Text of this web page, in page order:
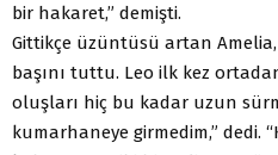
bir hakaret,” demişti.
Gittikçe üzüntüsü artan
başını tuttu. Leo ilk kez
oluşları hiç bu kadar uzun
kumarhaneye girmedim,” dedi.